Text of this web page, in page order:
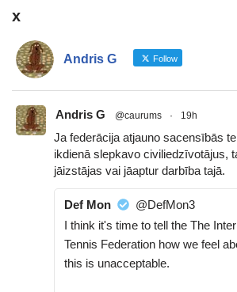
x
Andris G Follow
Andris G @caurums · 19h
Ja federācija atjauno sacensībās
ikdienā slepkavo civiliedzīvotājus,
jāizstājas vai jāaptur darbība tajā.
Def Mon
@DefMon3
I think it's time to tell the The
Tennis Federation how we feel
this is unacceptable.